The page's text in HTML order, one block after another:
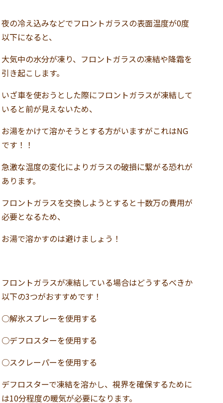
夜の冷え込みなどでフロントガラスの表面温度が0度
以下になると、
大気中の水分が凍り、フロントガラスの凍結や降霜を
引き起こします。
いざ車を使おうとした際にフロントガラスが凍結して
いると前が見えないため、
お湯をかけて溶かそうとする方がいますがこれはNG
です！！
急激な温度の変化によりガラスの破損に繋がる恐れが
あります。
フロントガラスを交換しようとすると十数万の費用が
必要となるため、
お湯で溶かすのは避けましょう！
フロントガラスが凍結している場合はどうするべきか
以下の3つがおすすめです！
○解氷スプレーを使用する
○デフロスターを使用する
○スクレーパーを使用する
デフロスターで凍結を溶かし、視界を確保するために
は10分程度の暖気が必要になります。